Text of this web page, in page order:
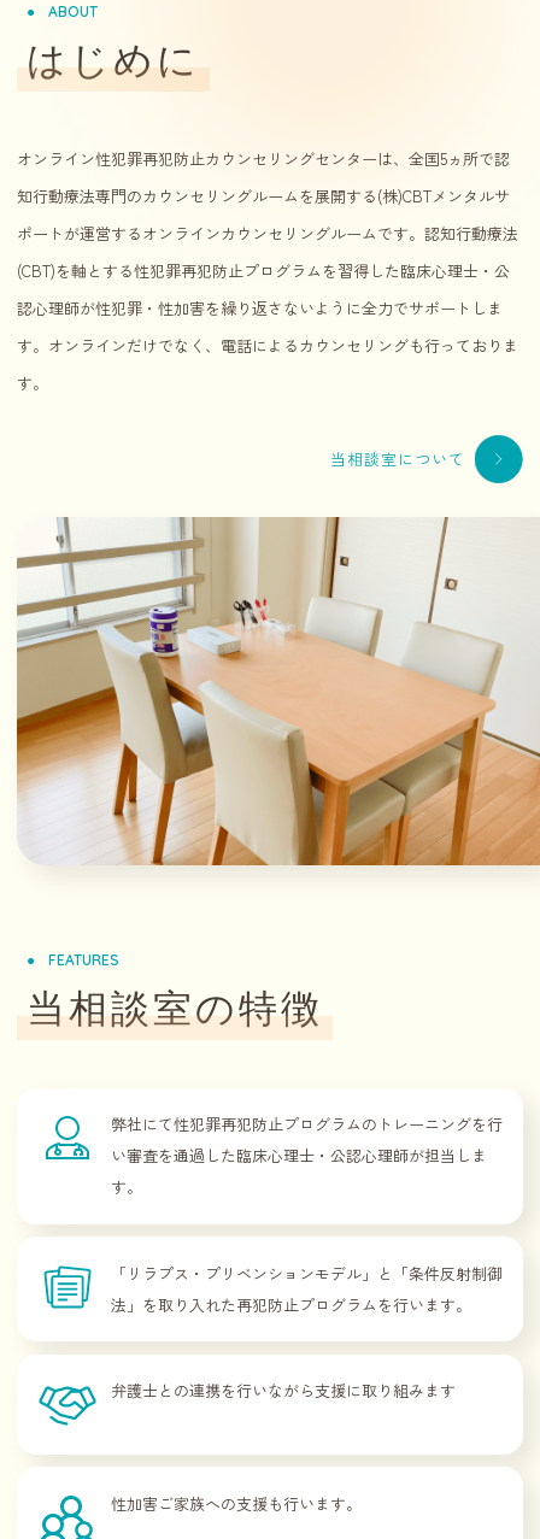
ABOUT
はじめに
オンライン性犯罪再犯防止カウンセリングセンターは、全国5ヵ所で認
知行動療法専門のカウンセリングルームを展開する(株)CBTメンタルサ
ポートが運営するオンラインカウンセリングルームです。認知行動療法
(CBT)を軸とする性犯罪再犯防止プログラムを習得した臨床心理士・公
認心理師が性犯罪・性加害を繰り返さないように全力でサポートしま
す。オンラインだけでなく、電話によるカウンセリングも行っておりま
す。
当相談室について
FEATURES
当相談室の特徴
弊社にて性犯罪再犯防止プログラムのトレーニングを行
い審査を通過した臨床心理士・公認心理師が担当しま
す。
「リラプス・プリベンションモデル」と「条件反射制御
法」を取り入れた再犯防止プログラムを行います。
弁護士との連携を行いながら支援に取り組みます
性加害ご家族への支援も行います。